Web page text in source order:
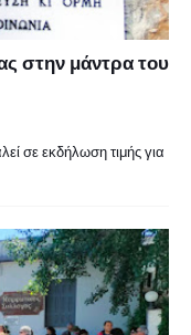
στην μάντρα του
σε εκδήλωση τιμής για